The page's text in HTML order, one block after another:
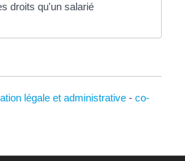
droits qu'un salarié
légale et administrative- co-